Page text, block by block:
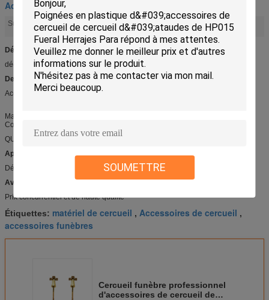
SOUMETTRE
Accessoires de cercueil
Surligner: matériel de cercueil,accessoires funèbres
Détail rapide :
décoration DP015 de cercueil
Description :
Accessoire DP015 de cercueil
Matériel de boule : Plastique
Couleur : D'or
QUANTITÉ DE MINUTE : 3000PCS
Applications :
Décoration en bois de cercueil
Avantage compétitif :
Prix concurrentiel et de haute qualité
Étiquettes: matériel de cercueil , Accessoires de cercueil ,
accessoires funèbres
Cercueil funèbre professionnel
d'accessoires de cercueil de